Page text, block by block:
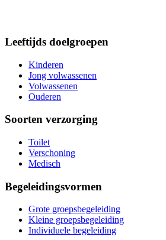
Leeftijds doelgroepen
Kinderen
Jong volwassenen
Volwassenen
Ouderen
Soorten verzorging
Toilet
Verschoning
Medisch
Begeleidingsvormen
Grote groepsbegeleiding
Kleine groepsbegeleiding
Individuele begeleiding